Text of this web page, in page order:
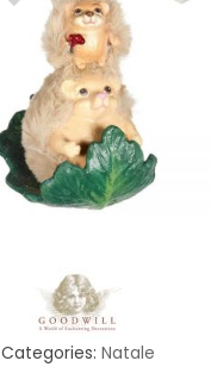
più
recente
Categories: Natale